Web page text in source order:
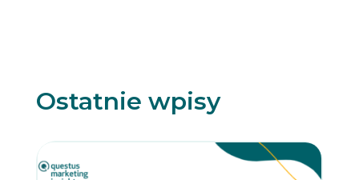
Ostatnie wpisy